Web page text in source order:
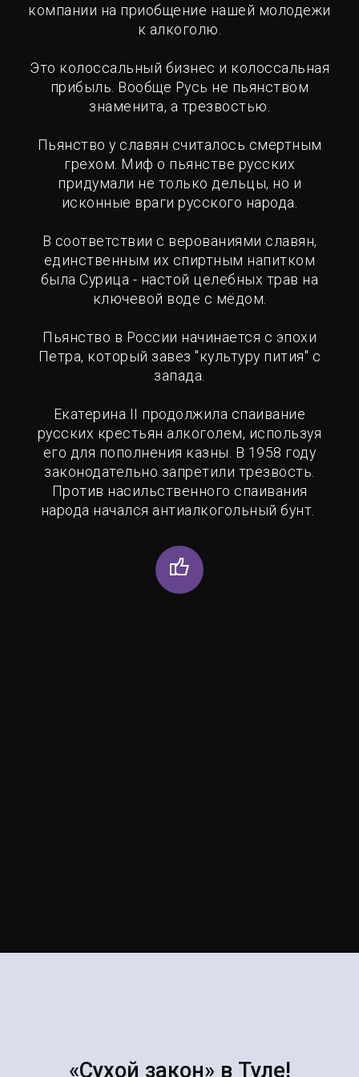
компании на приобщение нашей молодежи
к алкоголю.
Это колоссальный бизнес и колоссальная
прибыль. Вообще Русь не пьянством
знаменита, а трезвостью.
Пьянство у славян считалось смертным
грехом. Миф о пьянстве русских
придумали не только дельцы, но и
исконные враги русского народа.
В соответствии с верованиями славян,
единственным их спиртным напитком
была Сурица - настой целебных трав на
ключевой воде с мёдом.
Пьянство в России начинается с эпохи
Петра, который завез "культуру пития" с
запада.
Екатерина II продолжила спаивание
русских крестьян алкоголем, используя
его для пополнения казны. В 1958 году
законодательно запретили трезвость.
Против насильственного спаивания
народа начался антиалкогольный бунт.
«Сухой закон» в Туле!